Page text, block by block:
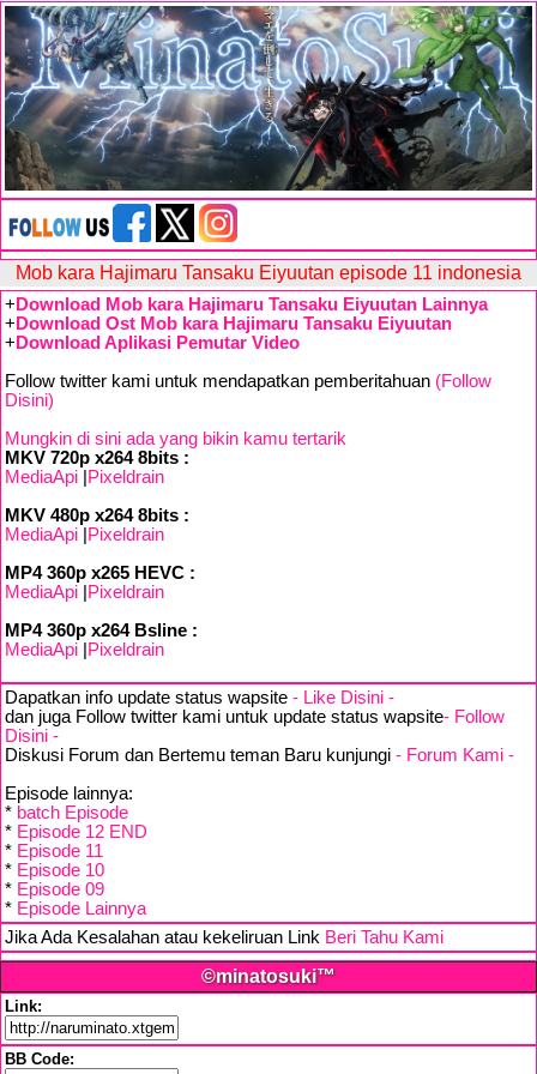
Mob kara Hajimaru Tansaku Eiyuutan episode 11 indonesia
+ Download Mob kara Hajimaru Tansaku Eiyuutan Lainnya
+ Download Ost Mob kara Hajimaru Tansaku Eiyuutan
+ Download Aplikasi Pemutar Video
Follow twitter kami untuk mendapatkan pemberitahuan (Follow
Disini)
Mungkin di sini ada yang bikin kamu tertarik
MKV 720p x264 8bits :
MediaApi
Pixeldrain
MKV 480p x264 8bits :
MediaApi
Pixeldrain
MP4 360p x265 HEVC :
MediaApi
Pixeldrain
MP4 360p x264 Bsline :
MediaApi
Pixeldrain
Dapatkan info update status wapsite - Like Disini -
dan juga Follow twitter kami untuk update status wapsite- Follow
Disini -
Diskusi Forum dan Bertemu teman Baru kunjungi - Forum Kami -
Episode lainnya:
* batch Episode
* Episode 12 END
* Episode 11
* Episode 10
* Episode 09
* Episode Lainnya
Jika Ada Kesalahan atau kekeliruan Link Beri Tahu Kami
©minatosuki™
Link:
BB Code: